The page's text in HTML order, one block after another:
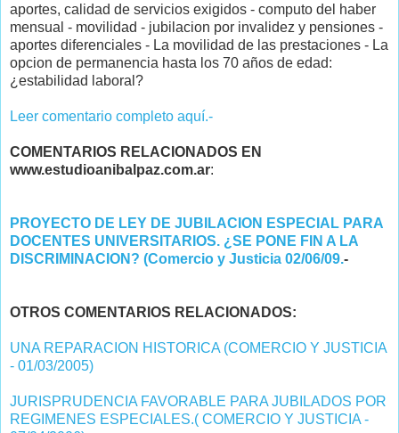
aportes, calidad de servicios exigidos - computo del haber
mensual - movilidad - jubilacion por invalidez y pensiones -
aportes diferenciales - La movilidad de las prestaciones - La
opcion de permanencia hasta los 70 años de edad:
¿estabilidad laboral?
Leer comentario completo aquí.-
COMENTARIOS RELACIONADOS EN
www.estudioanibalpaz.com.ar:
PROYECTO DE LEY DE JUBILACION ESPECIAL PARA
DOCENTES UNIVERSITARIOS. ¿SE PONE FIN A LA
DISCRIMINACION? (Comercio y Justicia 02/06/09.-
OTROS COMENTARIOS RELACIONADOS:
UNA REPARACION HISTORICA (COMERCIO Y JUSTICIA
- 01/03/2005)
JURISPRUDENCIA FAVORABLE PARA JUBILADOS POR
REGIMENES ESPECIALES.( COMERCIO Y JUSTICIA -